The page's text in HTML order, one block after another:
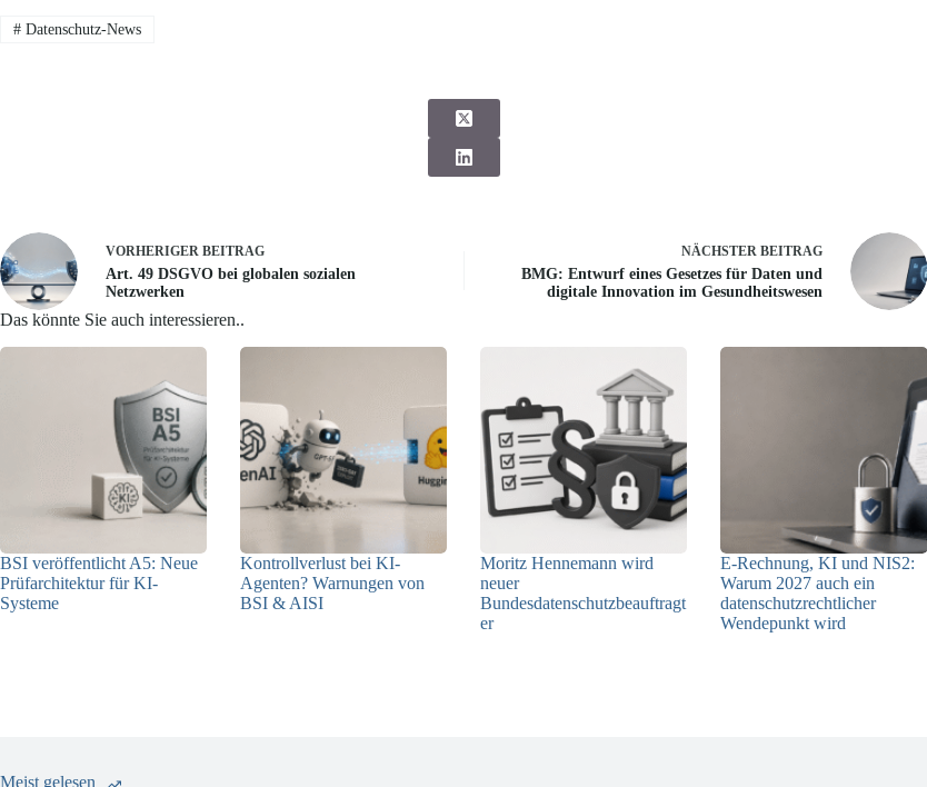
#Datenschutz-News
VORHERIGER BEITRAG
Art. 49 DSGVO bei globalen sozialen
Netzwerken
NÄCHSTER BEITRAG
BMG: Entwurf eines Gesetzes für Daten und
digitale Innovation im Gesundheitswesen
Das könnte Sie auch interessieren..
BSI veröffentlicht A5: Neue
Prüfarchitektur für KI-
Systeme
Kontrollverlust bei KI-
Agenten? Warnungen von
BSI & AISI
Moritz Hennemann wird
neuer
Bundesdatenschutzbeauftragt
er
E-Rechnung, KI und NIS2:
Warum 2027 auch ein
datenschutzrechtlicher
Wendepunkt wird
Meist gelesen